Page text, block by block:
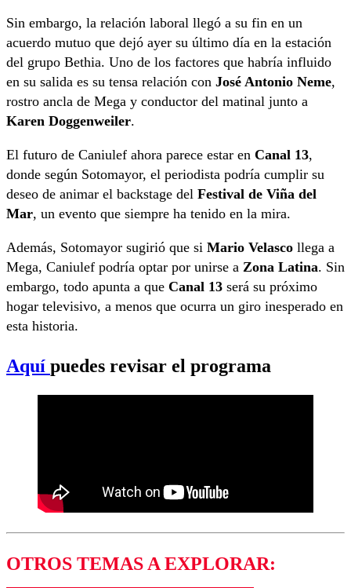
Sin embargo, la relación laboral llegó a su fin en un
acuerdo mutuo que dejó ayer su último día en la estación
del grupo Bethia. Uno de los factores que habría influido
en su salida es su tensa relación con José Antonio Neme,
rostro ancla de Mega y conductor del matinal junto a
Karen Doggenweiler.
El futuro de Caniulef ahora parece estar en Canal 13,
donde según Sotomayor, el periodista podría cumplir su
deseo de animar el backstage del Festival de Viña del
Mar, un evento que siempre ha tenido en la mira.
Además, Sotomayor sugirió que si Mario Velasco llega a
Mega, Caniulef podría optar por unirse a Zona Latina. Sin
embargo, todo apunta a que Canal 13 será su próximo
hogar televisivo, a menos que ocurra un giro inesperado en
esta historia.
Aquí puedes revisar el programa
OTROS TEMAS A EXPLORAR: